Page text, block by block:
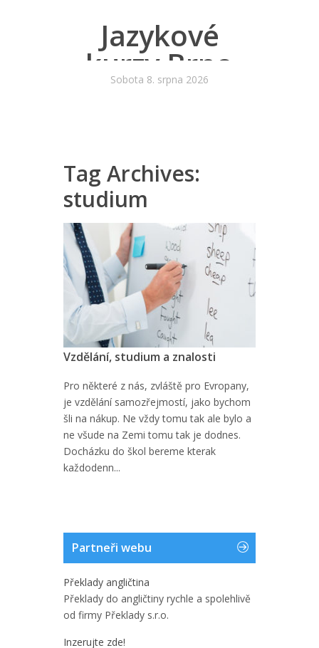
Jazykové
kurzy Brno
Sobota 8. srpna 2026
Tag Archives:
studium
Vzdělání, studium a znalosti
Pro některé z nás, zvláště pro Evropany,
je vzdělání samozřejmostí, jako bychom
šli na nákup. Ne vždy tomu tak ale bylo a
ne všude na Zemi tomu tak je dodnes.
Docházku do škol bereme kterak
každodenn...
Partneři webu
Překlady angličtina
Překlady do angličtiny rychle a spolehlivě
od firmy Překlady s.r.o.
Inzerujte zde!